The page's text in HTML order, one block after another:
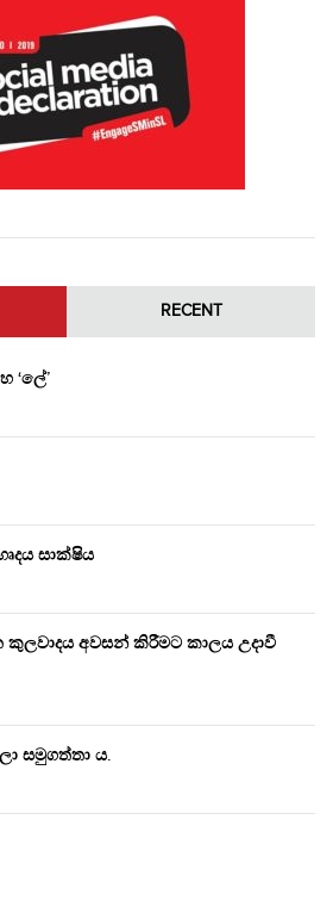
RECENT
‘ලේ’
සාක්ෂිය
කුලවාදය අවසන් කිරීමට කාලය උදාවී
සමුගත්තා ය.